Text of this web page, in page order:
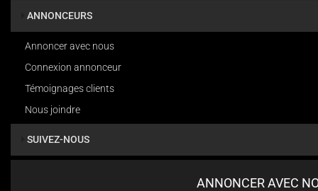
ANNONCEURS
Annoncer avec nous
Connexion annonceur
Témoignages clients
Nous joindre
SUIVEZ-NOUS
ANNONCER AVEC